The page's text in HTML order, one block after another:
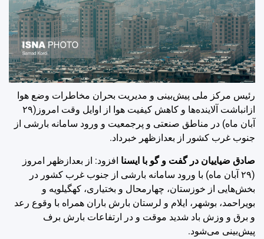
رئیس مرکز ملی پیش‌بینی و مدیریت بحران مخاطرات وضع هوا
ازانباشت آلاینده‌ها و کاهش کیفیت هوا از اوایل وقت امروز(۲۹
آبان ماه) در مناطق صنعتی و پرجمعیت و ورود سامانه بارشی از
جنوب غرب کشور از بعدازظهر خبرداد.
صادق ضیاییان در گفت و گو با ایسنا افزود: از بعدازظهر امروز
(۲۹ آبان ماه) با ورود سامانه بارشی از جنوب غرب کشور در
بخش‌هایی از خوزستان، چهارمحال و بختیاری، کهگیلویه و
بویراحمد، بوشهر، ایلام و لرستان بارش باران همراه با وقوع رعد
و برق و وزش باد شدید موقت و در ارتفاعات بارش برف
پیش‌بینی می‌شود.